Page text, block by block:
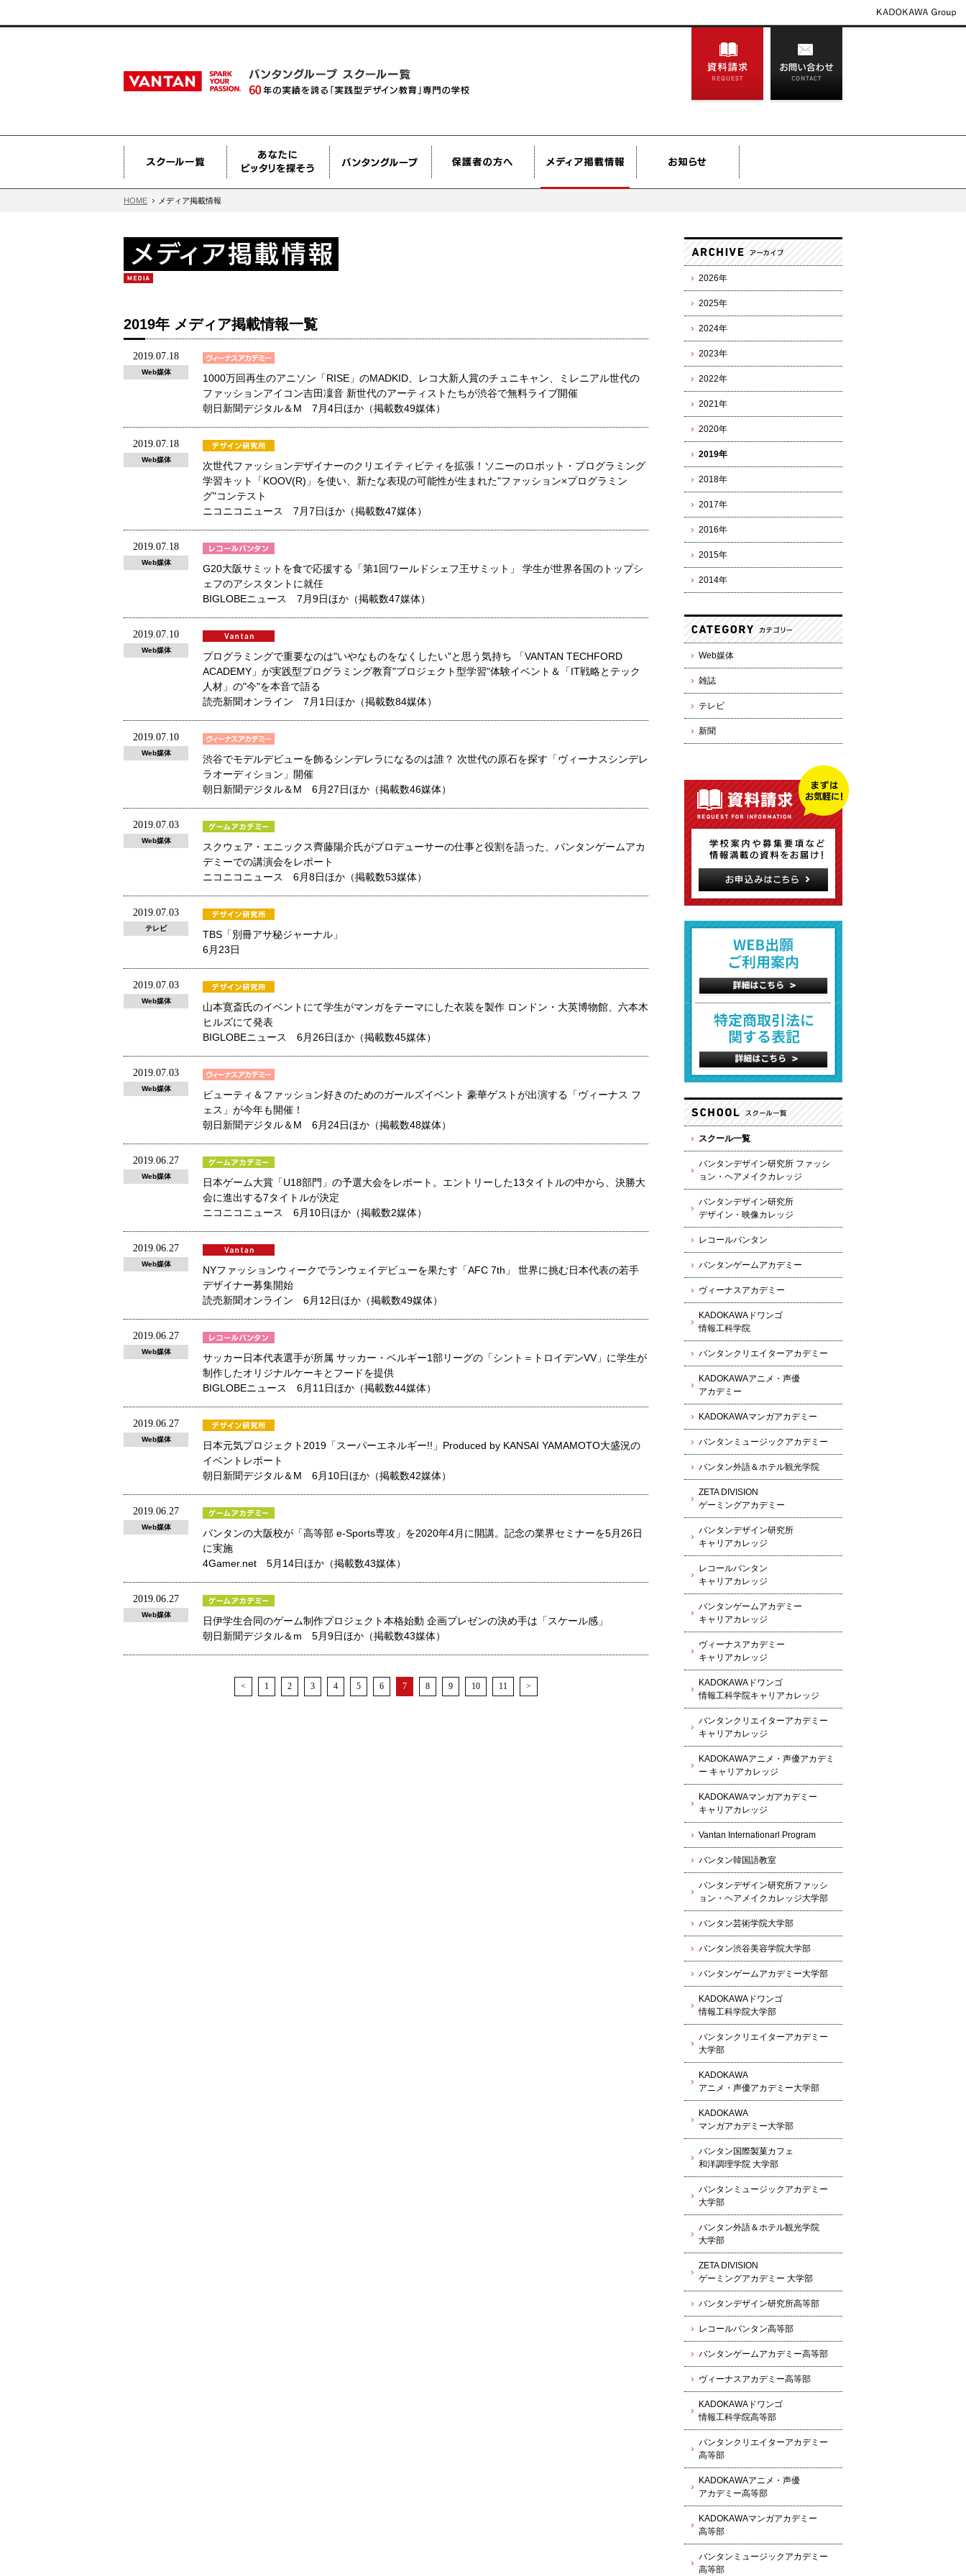
HOME メディア掲載情報
2019年 メディア掲載情報一覧
2019.07.18
Web媒体
1000万回再生のアニソン「RISE」のMADKID、レコ大新人賞のチュニキャン、ミレニアル世代の
ファッションアイコン吉田凜音 新世代のアーティストたちが渋谷で無料ライブ開催
朝日新聞デジタル＆M 7月4日ほか（掲載数49媒体）
2019.07.18
Web媒体
次世代ファッションデザイナーのクリエイティビティを拡張！ソニーのロボット・プログラミング
学習キット「KOOV(R)」を使い、新たな表現の可能性が生まれた"ファッション×プログラミン
グ"コンテスト
ニコニコニュース 7月7日ほか（掲載数47媒体）
2019.07.18
Web媒体
G20大阪サミットを食で応援する「第1回ワールドシェフ王サミット」 学生が世界各国のトップシ
ェフのアシスタントに就任
BIGLOBEニュース 7月9日ほか（掲載数47媒体）
2019.07.10
Web媒体
プログラミングで重要なのは"いやなものをなくしたい"と思う気持ち 「VANTAN TECHFORD
ACADEMY」が実践型プログラミング教育"プロジェクト型学習"体験イベント＆「IT戦略とテック
人材」の"今"を本音で語る
読売新聞オンライン 7月1日ほか（掲載数84媒体）
2019.07.10
Web媒体
渋谷でモデルデビューを飾るシンデレラになるのは誰？ 次世代の原石を探す「ヴィーナスシンデレ
ラオーディション」開催
朝日新聞デジタル＆M 6月27日ほか（掲載数46媒体）
2019.07.03
Web媒体
スクウェア・エニックス齊藤陽介氏がプロデューサーの仕事と役割を語った、バンタンゲームアカ
デミーでの講演会をレポート
ニコニコニュース 6月8日ほか（掲載数53媒体）
2019.07.03
テレビ
TBS「別冊アサ秘ジャーナル」
6月23日
2019.07.03
Web媒体
山本寛斎氏のイベントにて学生がマンガをテーマにした衣装を製作 ロンドン・大英博物館、六本木
ヒルズにて発表
BIGLOBEニュース 6月26日ほか（掲載数45媒体）
2019.07.03
Web媒体
ビューティ＆ファッション好きのためのガールズイベント 豪華ゲストが出演する「ヴィーナス フ
ェス」が今年も開催！
朝日新聞デジタル＆M 6月24日ほか（掲載数48媒体）
2019.06.27
Web媒体
日本ゲーム大賞「U18部門」の予選大会をレポート。エントリーした13タイトルの中から、決勝大
会に進出する7タイトルが決定
ニコニコニュース 6月10日ほか（掲載数2媒体）
2019.06.27
Web媒体
NYファッションウィークでランウェイデビューを果たす「AFC 7th」 世界に挑む日本代表の若手
デザイナー募集開始
読売新聞オンライン 6月12日ほか（掲載数49媒体）
2019.06.27
Web媒体
サッカー日本代表選手が所属 サッカー・ベルギー1部リーグの「シント＝トロイデンVV」に学生が
制作したオリジナルケーキとフードを提供
BIGLOBEニュース 6月11日ほか（掲載数44媒体）
2019.06.27
Web媒体
日本元気プロジェクト2019「スーパーエネルギー!!」Produced by KANSAI YAMAMOTO大盛況の
イベントレポート
朝日新聞デジタル＆M 6月10日ほか（掲載数42媒体）
2019.06.27
Web媒体
バンタンの大阪校が「高等部 e-Sports専攻」を2020年4月に開講。記念の業界セミナーを5月26日
に実施
4Gamer.net 5月14日ほか（掲載数43媒体）
2019.06.27
Web媒体
日伊学生合同のゲーム制作プロジェクト本格始動 企画プレゼンの決め手は「スケール感」
朝日新聞デジタル＆m 5月9日ほか（掲載数43媒体）
< 1 2 3 4 5 6 7 8 9 10 11 >
2026年
2025年
2024年
2023年
2022年
2021年
2020年
2019年
2018年
2017年
2016年
2015年
2014年
Web媒体
雑誌
テレビ
新聞
スクール一覧
バンタンデザイン研究所 ファッシ
ョン・ヘアメイクカレッジ
バンタンデザイン研究所
デザイン・映像カレッジ
レコールバンタン
バンタンゲームアカデミー
ヴィーナスアカデミー
KADOKAWAドワンゴ
情報工科学院
バンタンクリエイターアカデミー
KADOKAWAアニメ・声優
アカデミー
KADOKAWAマンガアカデミー
バンタンミュージックアカデミー
バンタン外語＆ホテル観光学院
ZETA DIVISION
ゲーミングアカデミー
バンタンデザイン研究所
キャリアカレッジ
レコールバンタン
キャリアカレッジ
バンタンゲームアカデミー
キャリアカレッジ
ヴィーナスアカデミー
キャリアカレッジ
KADOKAWAドワンゴ
情報工科学院キャリアカレッジ
バンタンクリエイターアカデミー
キャリアカレッジ
KADOKAWAアニメ・声優アカデミ
ー キャリアカレッジ
KADOKAWAマンガアカデミー
キャリアカレッジ
Vantan Internationarl Program
バンタン韓国語教室
バンタンデザイン研究所ファッシ
ョン・ヘアメイクカレッジ大学部
バンタン芸術学院大学部
バンタン渋谷美容学院大学部
バンタンゲームアカデミー大学部
KADOKAWAドワンゴ
情報工科学院大学部
バンタンクリエイターアカデミー
大学部
KADOKAWA
アニメ・声優アカデミー大学部
KADOKAWA
マンガアカデミー大学部
バンタン国際製菓カフェ
和洋調理学院 大学部
バンタンミュージックアカデミー
大学部
バンタン外語＆ホテル観光学院
大学部
ZETA DIVISION
ゲーミングアカデミー 大学部
バンタンデザイン研究所高等部
レコールバンタン高等部
バンタンゲームアカデミー高等部
ヴィーナスアカデミー高等部
KADOKAWAドワンゴ
情報工科学院高等部
バンタンクリエイターアカデミー
高等部
KADOKAWAアニメ・声優
アカデミー高等部
KADOKAWAマンガアカデミー
高等部
バンタンミュージックアカデミー
高等部